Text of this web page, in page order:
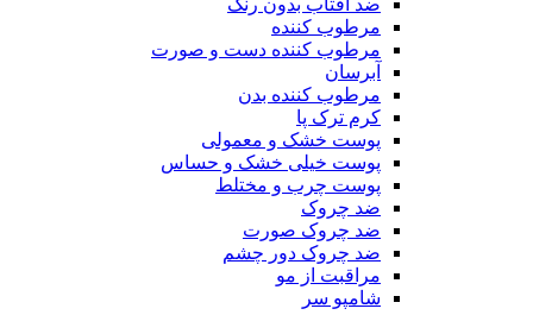
مرطوب کننده
مرطوب کننده دست و صورت
آبرسان
مرطوب کننده بدن
کرم ترک پا
پوست خشک و معمولی
پوست خیلی خشک و حساس
پوست چرب و مختلط
ضد چروک
ضد چروک صورت
ضد چروک دور چشم
مراقبت از مو
شامپو سر